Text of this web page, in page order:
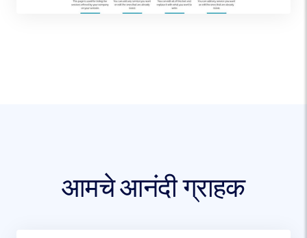
आमचे आनंदी ग्राहक